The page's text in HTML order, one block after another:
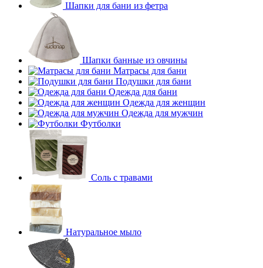
Шапки для бани из фетра
Шапки банные из овчины
Матрасы для бани
Подушки для бани
Одежда для бани
Одежда для женщин
Одежда для мужчин
Футболки
Соль с травами
Натуральное мыло